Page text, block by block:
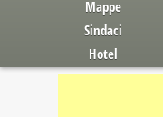
Mappe
Sindaci
Hotel